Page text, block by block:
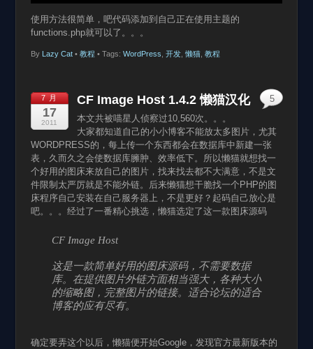
使用方法很简单，吧代码添加到自己正在使用主题的
functions.php就可以了。。。
By Lazy Cat• 教程 • Tags: WordPress 开发, 懒猫, 教程
7 月
17
2011
CF Image Host 1.4.2 懒猫汉化
本文共被喵星人侦察过10,560次。。。
大家都知道自己的小小博客不能放太多图片，尤其
WORDPRESS的，每上传一个东西都会在数据库中新建一张
表，久而久之会使数据库臃肿、效率低下。所以懒猫就想找一
个好用的图床来放自己的图片，找来找去都不大满意，不是文
件限制太严厉就是不能外链。后来懒猫想干脆找一个PHP的图
床程序自己安装在自己服务器上，不是更好？起码自己放心是
吧。。。经过了一番精心挑选，懒猫选定了这一款图床源码
CF Image Host
这是一款简单好用的图床源码，不需要数据
库。在提供图片外链方面相当强大，各种大小
的缩略图，完整图片的链接。适合论坛的适合
博客的应有尽有。
确定要弄这个以后，懒猫便开始Google，发现官方最新版本的
5